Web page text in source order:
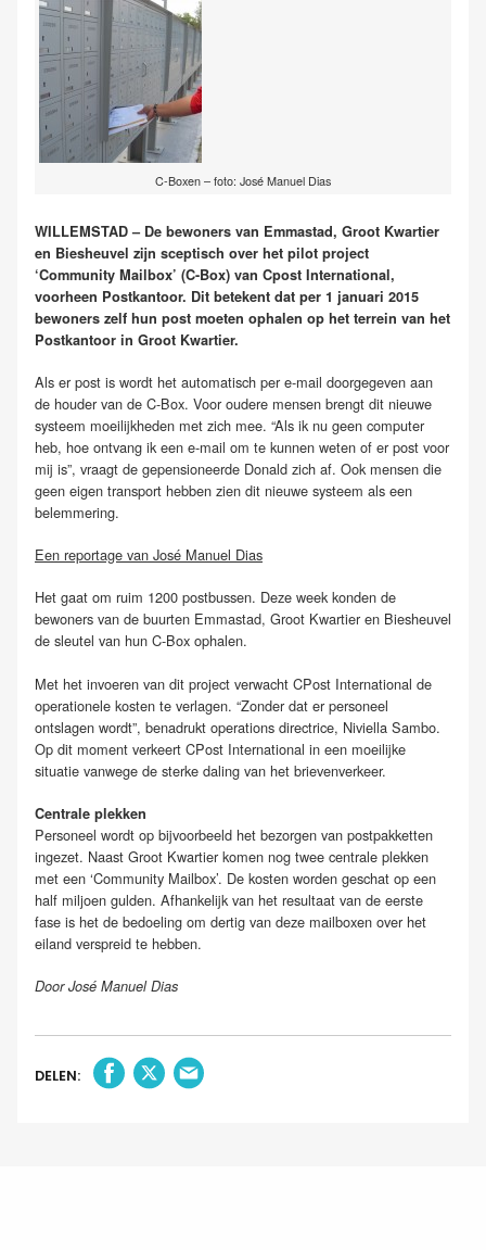
C-Boxen – foto: José Manuel Dias
WILLEMSTAD – De bewoners van Emmastad, Groot Kwartier
en Biesheuvel zijn sceptisch over het pilot project
‘Community Mailbox’ (C-Box) van Cpost International,
voorheen Postkantoor. Dit betekent dat per 1 januari 2015
bewoners zelf hun post moeten ophalen op het terrein van het
Postkantoor in Groot Kwartier.
Als er post is wordt het automatisch per e-mail doorgegeven aan
de houder van de C-Box. Voor oudere mensen brengt dit nieuwe
systeem moeilijkheden met zich mee. “Als ik nu geen computer
heb, hoe ontvang ik een e-mail om te kunnen weten of er post voor
mij is”, vraagt de gepensioneerde Donald zich af. Ook mensen die
geen eigen transport hebben zien dit nieuwe systeem als een
belemmering.
Een reportage van José Manuel Dias
Het gaat om ruim 1200 postbussen. Deze week konden de
bewoners van de buurten Emmastad, Groot Kwartier en Biesheuvel
de sleutel van hun C-Box ophalen.
Met het invoeren van dit project verwacht CPost International de
operationele kosten te verlagen. “Zonder dat er personeel
ontslagen wordt”, benadrukt operations directrice, Niviella Sambo.
Op dit moment verkeert CPost International in een moeilijke
situatie vanwege de sterke daling van het brievenverkeer.
Centrale plekken
Personeel wordt op bijvoorbeeld het bezorgen van postpakketten
ingezet. Naast Groot Kwartier komen nog twee centrale plekken
met een ‘Community Mailbox’. De kosten worden geschat op een
half miljoen gulden. Afhankelijk van het resultaat van de eerste
fase is het de bedoeling om dertig van deze mailboxen over het
eiland verspreid te hebben.
Door José Manuel Dias
DELEN: